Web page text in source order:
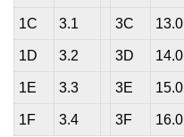
1C 3.1 3C 13.0
1D 3.2 3D 14.0
1E 3.3 3E 15.0
1F 3.4 3F 16.0